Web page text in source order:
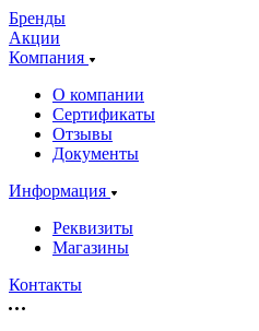
Бренды
Акции
Компания
О компании
Сертификаты
Отзывы
Документы
Информация
Реквизиты
Магазины
Контакты